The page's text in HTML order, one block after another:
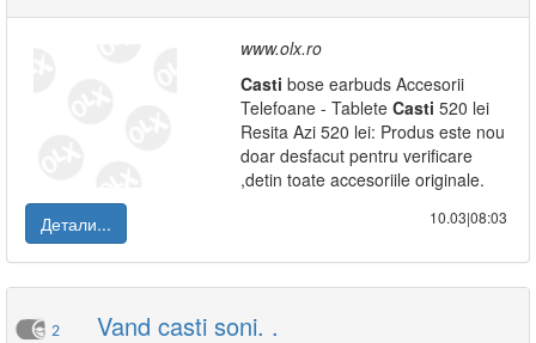
www.olx.ro
Casti bose earbuds Accesorii
Telefoane - Tablete Casti 520 lei
Resita Azi 520 lei: Produs este nou
doar desfacut pentru verificare
,detin toate accesoriile originale.
Детали...
10.03|08:03
2 Vand casti soni. .